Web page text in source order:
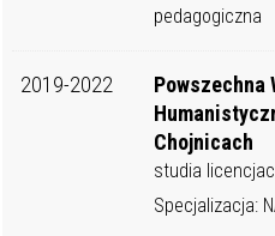
pedagogiczna
2019-2022
Powszechna
Chojnicach
studia
Specjalizacja: